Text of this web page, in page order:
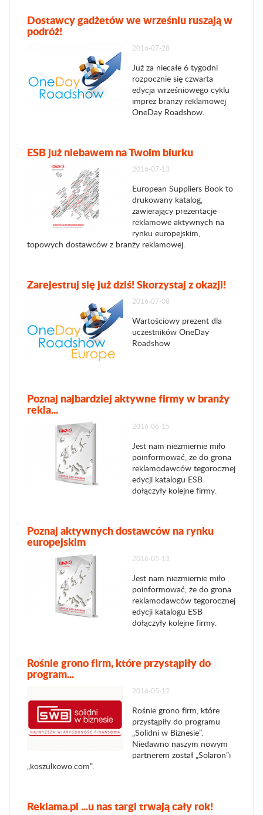
Dostawcy gadżetów we wrześniu ruszają w
podróż!
2016-07-28
Już za niecałe 6 tygodni
rozpocznie się czwarta
edycja wrześniowego cyklu
imprez branży reklamowej
OneDay Roadshow.
ESB już niebawem na Twoim biurku
2016-07-13
European Suppliers Book to
drukowany katalog,
zawierający prezentacje
reklamowe aktywnych na
rynku europejskim,
topowych dostawców z branży reklamowej.
Zarejestruj się już dziś! Skorzystaj z okazji!
2016-07-08
Wartościowy prezent dla
uczestników OneDay
Roadshow
Poznaj najbardziej aktywne firmy w branży
rekla...
2016-06-15
Jest nam niezmiernie miło
poinformować, że do grona
reklamodawców tegorocznej
edycji katalogu ESB
dołączyły kolejne firmy.
Poznaj aktywnych dostawców na rynku
europejskim
2016-05-13
Jest nam niezmiernie miło
poinformować, że do grona
reklamodawców tegorocznej
edycji katalogu ESB
dołączyły kolejne firmy.
Rośnie grono firm, które przystąpiły do
program...
2016-05-12
Rośnie grono firm, które
przystąpiły do programu
„Solidni w Biznesie”.
Niedawno naszym nowym
partnerem został „Solaron”i
„koszulkowo.com”.
Reklama.pl ...u nas targi trwają cały rok!